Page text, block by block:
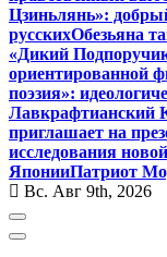
Цзиньлянь»:
русскихОбезьяна
«Дикий
ориентированной
поэзия»:
Лавкрафтианский
приглашает на
исследования
ЯпонииПатриот
Вс. Авг 9th, 2026